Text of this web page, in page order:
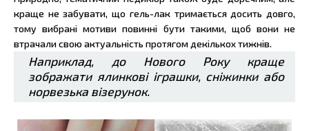
краще не забувати, що гель-лак тримається досить довго,
тому вибрані мотиви повинні бути такими, щоб вони не
втрачали свою актуальність протягом декількох тижнів.
Наприклад, до Нового Року краще
зображати ялинкові іграшки, сніжинки або
норвезька візерунок.